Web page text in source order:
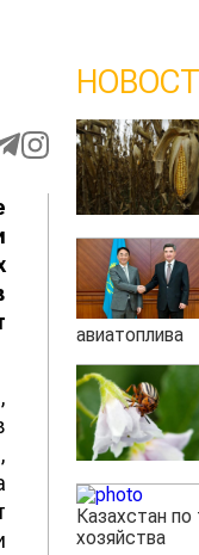
авиатоплива
Казахстан
хозяйства